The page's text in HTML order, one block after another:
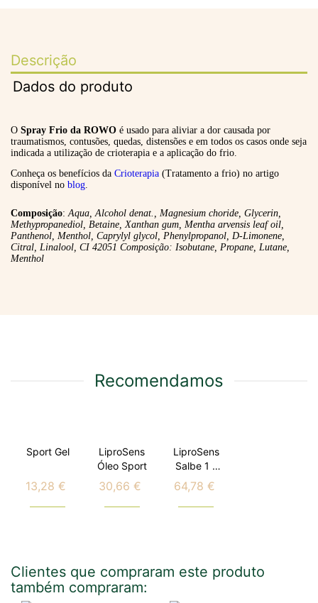
Descrição
Dados do produto
O Spray Frio da ROWO é usado para aliviar a dor causada por
traumatismos, contusões, quedas, distensões e em todos os casos onde seja
indicada a utilização de crioterapia e a aplicação do frio.
Conheça os benefícios da Crioterapia (Tratamento a frio) no artigo
disponível no blog.
Composição:Aqua, Alcohol denat., Magnesium choride, Glycerin,
Methypropanediol, Betaine, Xanthan gum, Mentha arvensis leaf oil,
Panthenol, Menthol, Caprylyl glycol, Phenylpropanol, D-Limonene,
Citral, Linalool, CI 42051 Composição: Isobutane, Propane, Lutane,
Menthol
Recomendamos
Sport Gel
Preço
13,28 €
LiproSens
Óleo Sport
Preço
30,66 €
LiproSens
Salbe 1 -
Sport
Preço
64,78 €
Clientes que compraram este produto
também compraram: